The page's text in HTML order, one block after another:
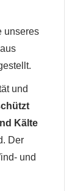
unseres
und
Kälte
Der
und